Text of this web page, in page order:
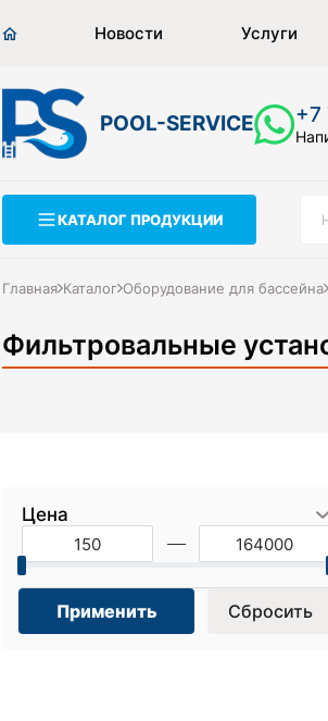
Новости Услуги
POOL-SERVICE +7
КАТАЛОГ ПРОДУКЦИИ
Главная Каталог Оборудование для бассейна
Фильтровальные
Цена
Применить Сбросить